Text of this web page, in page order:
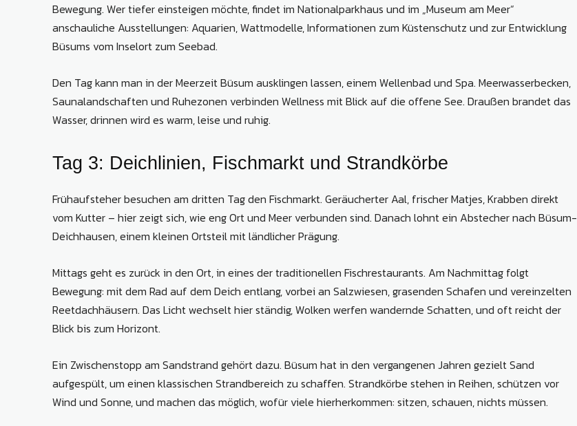
Bewegung. Wer tiefer einsteigen möchte, findet im Nationalparkhaus und im „Museum am Meer“
anschauliche Ausstellungen: Aquarien, Wattmodelle, Informationen zum Küstenschutz und zur Entwicklung
Büsums vom Inselort zum Seebad.
Den Tag kann man in der Meerzeit Büsum ausklingen lassen, einem Wellenbad und Spa. Meerwasserbecken,
Saunalandschaften und Ruhezonen verbinden Wellness mit Blick auf die offene See. Draußen brandet das
Wasser, drinnen wird es warm, leise und ruhig.
Tag 3: Deichlinien, Fischmarkt und Strandkörbe
Frühaufsteher besuchen am dritten Tag den Fischmarkt. Geräucherter Aal, frischer Matjes, Krabben direkt
vom Kutter – hier zeigt sich, wie eng Ort und Meer verbunden sind. Danach lohnt ein Abstecher nach Büsum-
Deichhausen, einem kleinen Ortsteil mit ländlicher Prägung.
Mittags geht es zurück in den Ort, in eines der traditionellen Fischrestaurants. Am Nachmittag folgt
Bewegung: mit dem Rad auf dem Deich entlang, vorbei an Salzwiesen, grasenden Schafen und vereinzelten
Reetdachhäusern. Das Licht wechselt hier ständig, Wolken werfen wandernde Schatten, und oft reicht der
Blick bis zum Horizont.
Ein Zwischenstopp am Sandstrand gehört dazu. Büsum hat in den vergangenen Jahren gezielt Sand
aufgespült, um einen klassischen Strandbereich zu schaffen. Strandkörbe stehen in Reihen, schützen vor
Wind und Sonne, und machen das möglich, wofür viele hierherkommen: sitzen, schauen, nichts müssen.